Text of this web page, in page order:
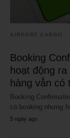
AIRPORT CARGO
Booking
hoạt động
hàng vẫn có
Booking
có booking nhưng
5 ngày ago